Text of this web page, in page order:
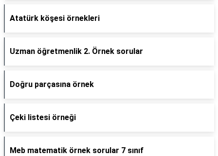
Atatürk köşesi örnekleri
Uzman öğretmenlik 2. Örnek sorular
Doğru parçasına örnek
Çeki listesi örneği
Meb matematik örnek sorular 7 sınıf